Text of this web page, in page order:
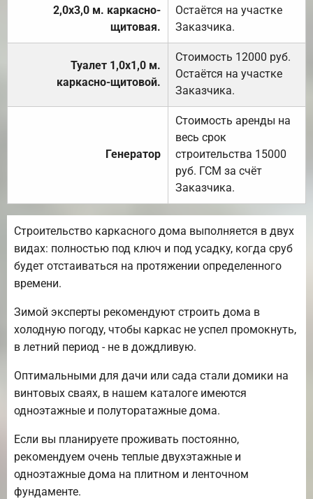
2,0х3,0 м. каркасно-
щитовая.
Остаётся на участке
Заказчика.
Туалет 1,0х1,0 м.
каркасно-щитовой.
Стоимость 12000 руб.
Остаётся на участке
Заказчика.
Генератор
Стоимость аренды на
весь срок
строительства 15000
руб. ГСМ за счёт
Заказчика.
Строительство каркасного дома выполняется в двух
видах: полностью под ключ и под усадку, когда сруб
будет отстаиваться на протяжении определенного
времени.
Зимой эксперты рекомендуют строить дома в
холодную погоду, чтобы каркас не успел промокнуть,
в летний период - не в дождливую.
Оптимальными для дачи или сада стали домики на
винтовых сваях, в нашем каталоге имеются
одноэтажные и полуторатажные дома.
Если вы планируете проживать постоянно,
рекомендуем очень теплые двухэтажные и
одноэтажные дома на плитном и ленточном
фундаменте.